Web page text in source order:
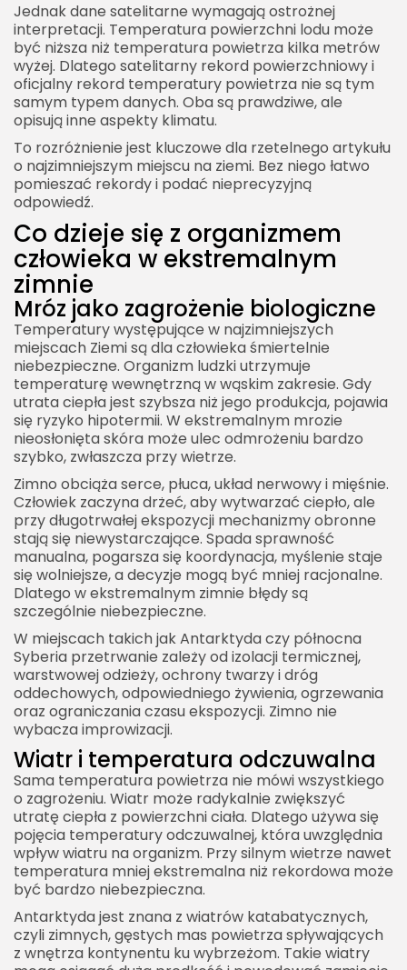
Jednak dane satelitarne wymagają ostrożnej
interpretacji. Temperatura powierzchni lodu może
być niższa niż temperatura powietrza kilka metrów
wyżej. Dlatego satelitarny rekord powierzchniowy i
oficjalny rekord temperatury powietrza nie są tym
samym typem danych. Oba są prawdziwe, ale
opisują inne aspekty klimatu.
To rozróżnienie jest kluczowe dla rzetelnego artykułu
o najzimniejszym miejscu na ziemi. Bez niego łatwo
pomieszać rekordy i podać nieprecyzyjną
odpowiedź.
Co dzieje się z organizmem
człowieka w ekstremalnym
zimnie
Mróz jako zagrożenie biologiczne
Temperatury występujące w najzimniejszych
miejscach Ziemi są dla człowieka śmiertelnie
niebezpieczne. Organizm ludzki utrzymuje
temperaturę wewnętrzną w wąskim zakresie. Gdy
utrata ciepła jest szybsza niż jego produkcja, pojawia
się ryzyko hipotermii. W ekstremalnym mrozie
nieosłonięta skóra może ulec odmrożeniu bardzo
szybko, zwłaszcza przy wietrze.
Zimno obciąża serce, płuca, układ nerwowy i mięśnie.
Człowiek zaczyna drżeć, aby wytwarzać ciepło, ale
przy długotrwałej ekspozycji mechanizmy obronne
stają się niewystarczające. Spada sprawność
manualna, pogarsza się koordynacja, myślenie staje
się wolniejsze, a decyzje mogą być mniej racjonalne.
Dlatego w ekstremalnym zimnie błędy są
szczególnie niebezpieczne.
W miejscach takich jak Antarktyda czy północna
Syberia przetrwanie zależy od izolacji termicznej,
warstwowej odzieży, ochrony twarzy i dróg
oddechowych, odpowiedniego żywienia, ogrzewania
oraz ograniczania czasu ekspozycji. Zimno nie
wybacza improwizacji.
Wiatr i temperatura odczuwalna
Sama temperatura powietrza nie mówi wszystkiego
o zagrożeniu. Wiatr może radykalnie zwiększyć
utratę ciepła z powierzchni ciała. Dlatego używa się
pojęcia temperatury odczuwalnej, która uwzględnia
wpływ wiatru na organizm. Przy silnym wietrze nawet
temperatura mniej ekstremalna niż rekordowa może
być bardzo niebezpieczna.
Antarktyda jest znana z wiatrów katabatycznych,
czyli zimnych, gęstych mas powietrza spływających
z wnętrza kontynentu ku wybrzeżom. Takie wiatry